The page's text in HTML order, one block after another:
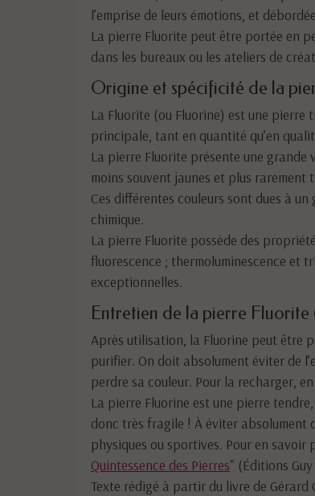
l’emprise de leurs émotions, et
La pierre Fluorite peut être portée en
dans les bureaux ou les ateliers de
Origine et spécificité de la
La Fluorite (ou Fluorine) est une pierre
principale, tant en quantité qu’en
La pierre Fluorite présente une grande
moins souvent jaunes et plus
Ces différentes couleurs sont dues à
chimique.
La pierre Fluorite possède des
fluorescence ; thermoluminescence et
exceptionnelles.
Entretien de la pierre Fluorite
Après utilisation, la Fluorine peut être
purifier. On doit absolument éviter de
perdre sa couleur. Pour la recharger,
La pierre Fluorine est une pierre
donc très fragile ! À éviter absolument
physiques ou sportives. Pour en savoir
Quintessence des Pierres" (Éditions
Texte rédigé à partir du livre de Gérard